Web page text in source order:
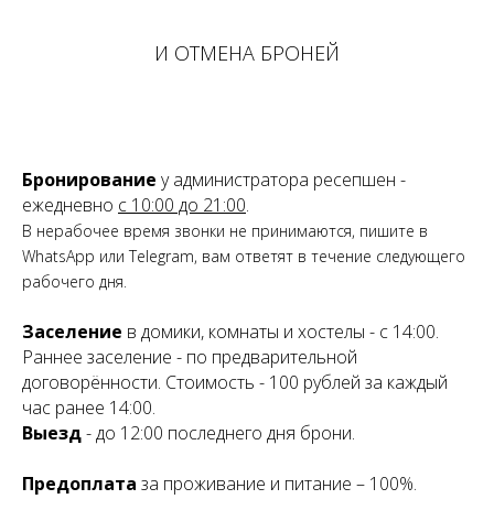
И ОТМЕНА БРОНЕЙ
Бронирование у администратора ресепшен -
ежедневно с 10:00 до 21:00.
В нерабочее время звонки не принимаются, пишите в
WhatsApp или Telegram, вам ответят в течение следующего
рабочего дня.
Заселение в домики, комнаты и хостелы - с 14:00.
Раннее заселение - по предварительной
договорённости. Стоимость - 100 рублей за каждый
час ранее 14:00.
Выезд- до 12:00 последнего дня брони.
Предоплата за проживание и питание – 100%.